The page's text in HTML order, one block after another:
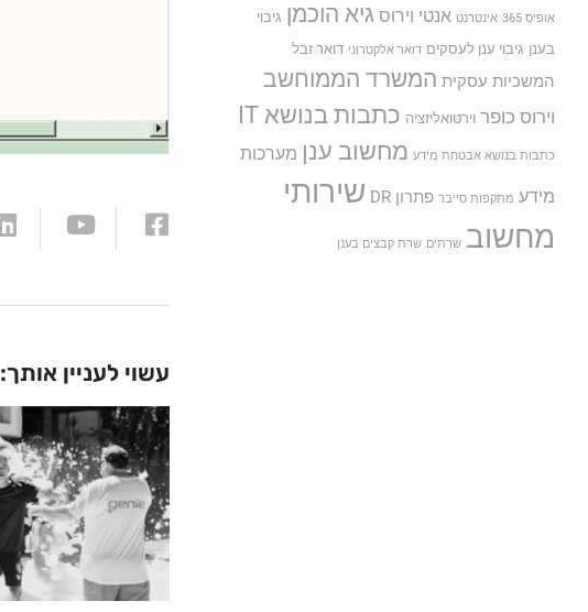
אופיס 365 אינטרנט אנטי וירוס גיא הוכמן גיבוי
בענן גיבוי ענן לעסקים דואר אלקטרוני דואר זבל
המשכיות עסקית המשרד הממוחשב
וירוס כופר וירטואליזציה כתבות בנושא IT
כתבות בנושא אבטחת מידע מחשוב ענן מערכות
מידע מתקפות סייבר פתרון DR
שירותי
מחשוב שרתים שרת קבצים בענן
עשוי לעניין אותך: